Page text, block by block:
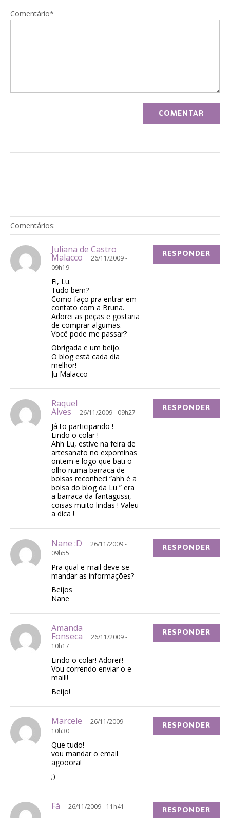
Comentário*
Comentários:
Juliana de Castro
Malacco
26/11/2009 -
09h19
Ei, Lu.
Tudo bem?
Como faço pra entrar em
contato com a Bruna.
Adorei as peças e gostaria
de comprar algumas.
Você pode me passar?
Obrigada e um beijo.
O blog está cada dia
melhor!
Ju Malacco
RESPONDER
Raquel
Alves 26/11/2009 - 09h27
Já to participando !
Lindo o colar !
Ahh Lu, estive na feira de
artesanato no expominas
ontem e logo que bati o
olho numa barraca de
bolsas reconheci “ahh é a
bolsa do blog da Lu ” era
a barraca da fantagussi,
coisas muito lindas ! Valeu
a dica !
RESPONDER
Nane :D
26/11/2009 -
09h55
Pra qual e-mail deve-se
mandar as informações?
Beijos
Nane
RESPONDER
Amanda
Fonseca
26/11/2009 -
10h17
Lindo o colar! Adorei!!
Vou correndo enviar o e-
mail!!
Beijo!
RESPONDER
Marcele
26/11/2009 -
10h30
Que tudo!
vou mandar o email
agooora!
;)
RESPONDER
Fá 26/11/2009 - 11h41 RESPONDER